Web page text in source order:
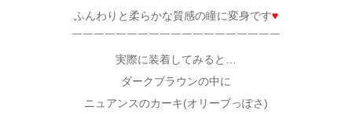
ふんわりと柔らかな質感の瞳に変身です♥
￣￣￣￣￣￣￣￣￣￣￣￣￣￣￣￣￣￣￣
実際に装着してみると…
ダークブラウンの中に
ニュアンスのカーキ(オリーブっぽさ)